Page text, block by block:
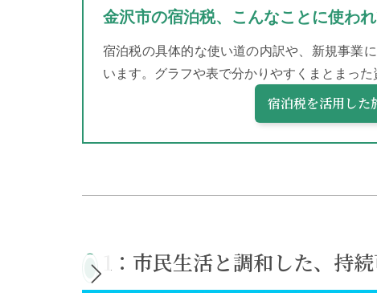
金沢市の宿泊税、こんなことに使われ
宿泊税の具体的な使い道の内訳や、新規事業
います。グラフや表で分かりやすくまとまっ
宿泊税を活用した
1：市民生活と調和した、持